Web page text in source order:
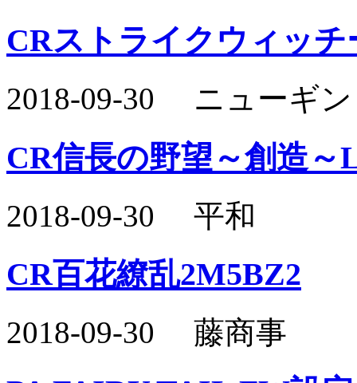
CRストライクウィッ
2018-09-30 ニューギ
CR信長の野望～創造～
2018-09-30 平和
CR百花繚乱2M5BZ2
2018-09-30 藤商事